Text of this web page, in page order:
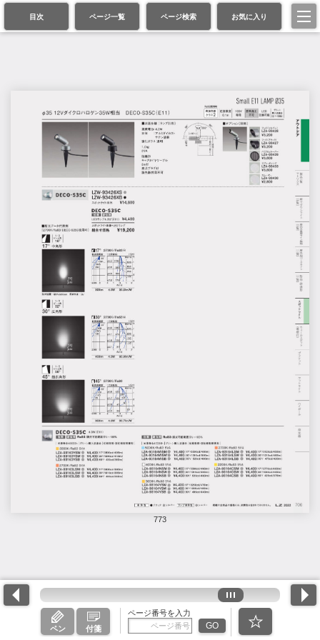
目次 ページ一覧 ページ検索 お気に入り
773
ペン 付箋
ページ番号を入力
GO